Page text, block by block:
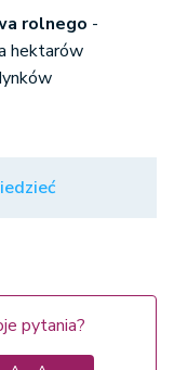
rolnego -
hektarów
pytania?